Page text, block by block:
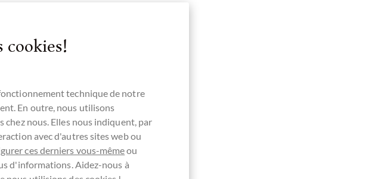
cookies!
technique de notre
En outre, nous utilisons
chez nous. Elles nous indiquent, par
avec d'autres sites web ou
ces derniers vous-mêmeou
d'informations. Aidez-nous à